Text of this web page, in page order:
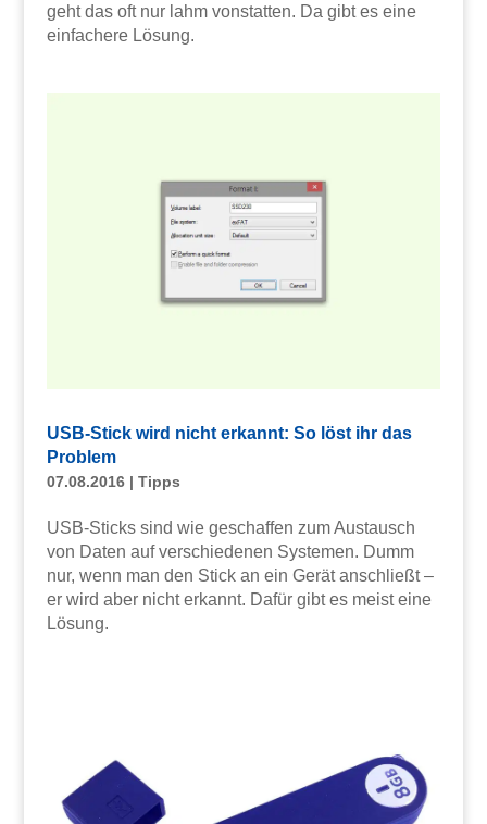
geht das oft nur lahm vonstatten. Da gibt es eine
einfachere Lösung.
USB-Stick wird nicht erkannt: So löst ihr das
Problem
07.08.2016| Tipps
USB-Sticks sind wie geschaffen zum Austausch
von Daten auf verschiedenen Systemen. Dumm
nur, wenn man den Stick an ein Gerät anschließt –
er wird aber nicht erkannt. Dafür gibt es meist eine
Lösung.